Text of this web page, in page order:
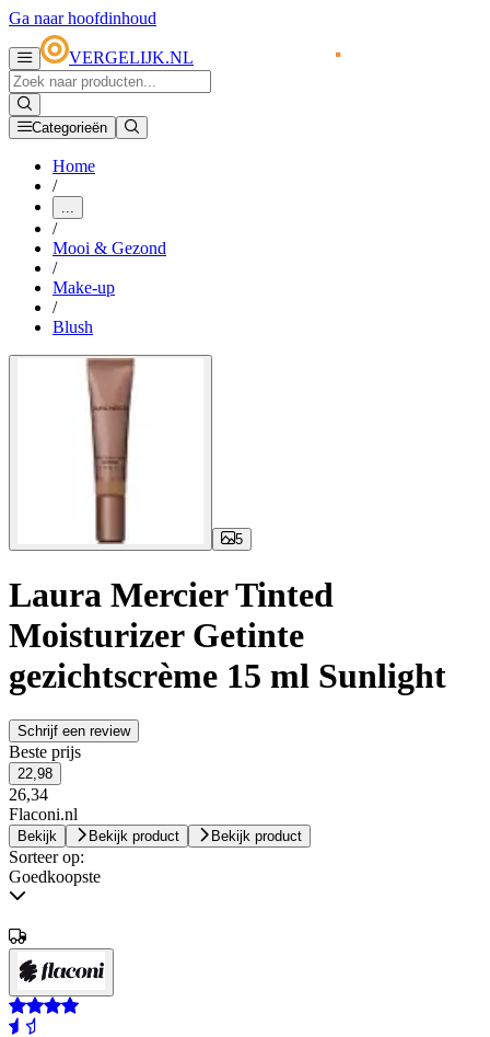
Ga naar hoofdinhoud
VERGELIJK.NL
Categorieën
Home
/
...
/
Mooi & Gezond
/
Make-up
/
Blush
5
Laura Mercier Tinted
Moisturizer Getinte
gezichtscrème 15 ml Sunlight
Schrijf een review
Beste prijs
22,98
26,34
Flaconi.nl
Bekijk Bekijk product Bekijk product
Sorteer op:
Goedkoopste